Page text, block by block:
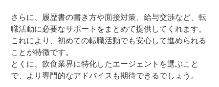
さらに、履歴書の書き方や面接対策、給与交渉など、転
職活動に必要なサポートをまとめて提供してくれます。
これにより、初めての転職活動でも安心して進められる
ことが特徴です。
とくに、飲食業界に特化したエージェントを選ぶこと
で、より専門的なアドバイスも期待できるでしょう。